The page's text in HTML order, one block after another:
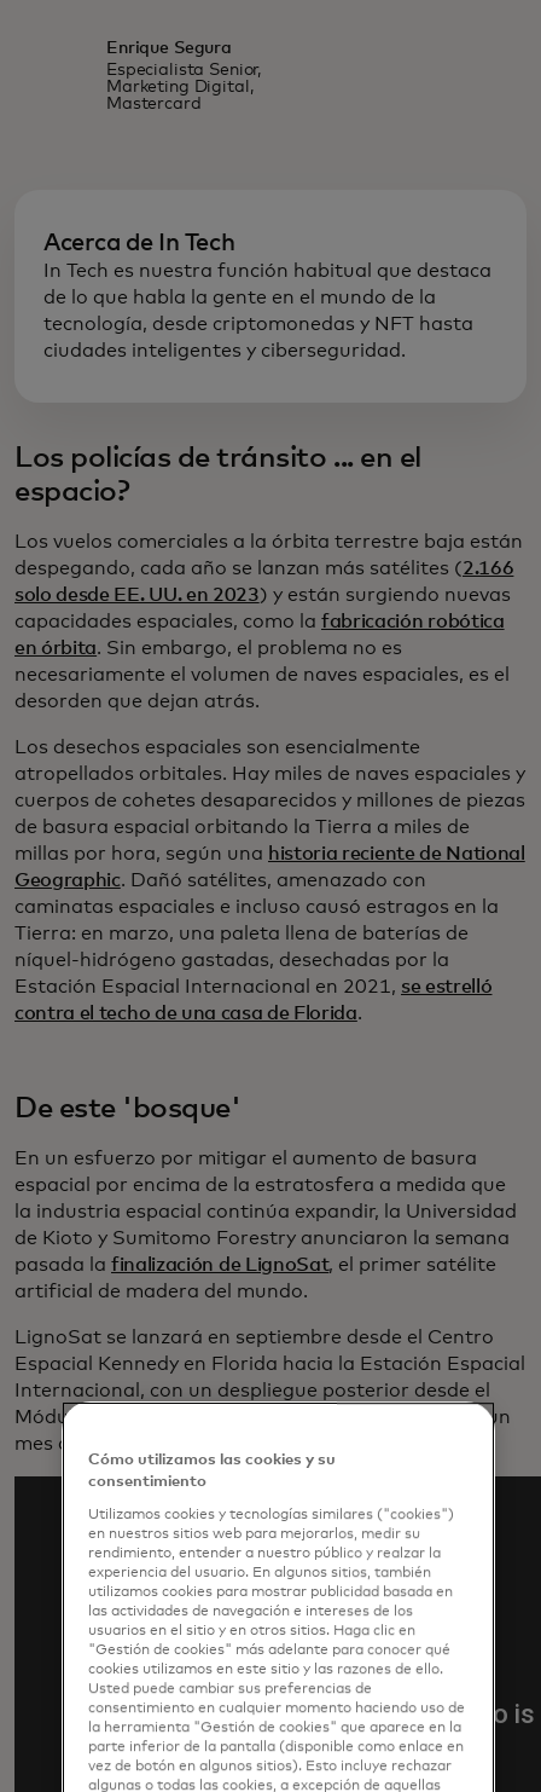
Enrique Segura
Especialista Senior,
Marketing Digital,
Mastercard
Acerca de In Tech
In Tech es nuestra función habitual que destaca
de lo que habla la gente en el mundo de la
tecnología, desde criptomonedas y NFT hasta
ciudades inteligentes y ciberseguridad.
Los policías de tránsito ... en el
espacio?
Los vuelos comerciales a la órbita terrestre baja están
despegando, cada año se lanzan más satélites (2.166
solo desde EE. UU. en 2023) y están surgiendo nuevas
capacidades espaciales, como la fabricación robótica
en órbita. Sin embargo, el problema no es
necesariamente el volumen de naves espaciales, es el
desorden que dejan atrás.
Los desechos espaciales son esencialmente
atropellados orbitales. Hay miles de naves espaciales y
cuerpos de cohetes desaparecidos y millones de piezas
de basura espacial orbitando la Tierra a miles de
millas por hora, según una historia reciente de National
Geographic. Dañó satélites, amenazado con
caminatas espaciales e incluso causó estragos en la
Tierra: en marzo, una paleta llena de baterías de
níquel-hidrógeno gastadas, desechadas por la
Estación Espacial Internacional en 2021, se estrelló
contra el techo de una casa de Florida.
De este 'bosque'
En un esfuerzo por mitigar el aumento de basura
espacial por encima de la estratosfera a medida que
la industria espacial continúa expandir, la Universidad
de Kioto y Sumitomo Forestry anunciaron la semana
pasada la finalización de LignoSat, el primer satélite
artificial de madera del mundo.
LignoSat se lanzará en septiembre desde el Centro
Espacial Kennedy en Florida hacia la Estación Espacial
Internacional, con un despliegue posterior desde el
Módulo Experimental Japonés Kibo de la estación un
mes después.
Cómo utilizamos las cookies y su
consentimiento
Utilizamos cookies y tecnologías similares ("cookies")
en nuestros sitios web para mejorarlos, medir su
rendimiento, entender a nuestro público y realzar la
experiencia del usuario. En algunos sitios, también
utilizamos cookies para mostrar publicidad basada en
las actividades de navegación e intereses de los
usuarios en el sitio y en otros sitios. Haga clic en
"Gestión de cookies" más adelante para conocer qué
cookies utilizamos en este sitio y las razones de ello.
Usted puede cambiar sus preferencias de
consentimiento en cualquier momento haciendo uso de
la herramienta "Gestión de cookies" que aparece en la
parte inferior de la pantalla (disponible como enlace en
vez de botón en algunos sitios). Esto incluye rechazar
algunas o todas las cookies, a excepción de aquellas